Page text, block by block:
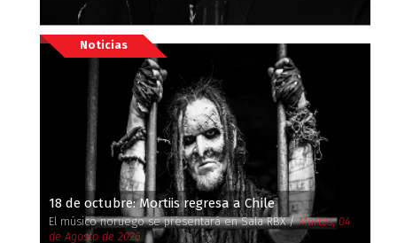
Noticias
18 de octubre: Mortiis regresa a Chile
El músico noruego se presentará en Sala RBX /Martes, 04
de Agosto de 2026